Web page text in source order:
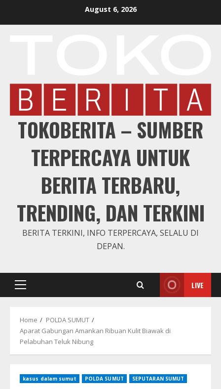
August 6, 2026
TOKOBERITA – SUMBER
TERPERCAYA UNTUK
BERITA TERBARU,
TRENDING, DAN TERKINI
BERITA TERKINI, INFO TERPERCAYA, SELALU DI
DEPAN.
Primary
LIVE
Home
POLDA SUMUT
Aparat Gabungan Amankan Ribuan Kulit Biawak di
Pelabuhan Teluk Nibung
kasus dalam sumut POLDA SUMUT SEPUTARAN SUMUT